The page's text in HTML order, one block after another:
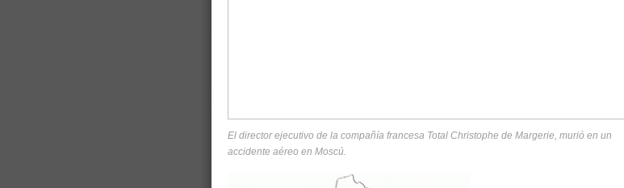
El director ejecutivo de la compañía francesa Total Christophe de Margerie, murió en un
accidente aéreo en Moscú.